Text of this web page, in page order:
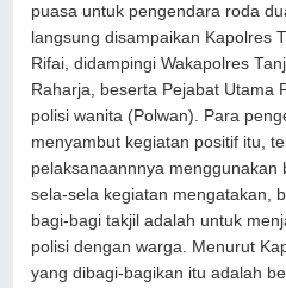
puasa untuk pengendara roda
langsung disampaikan Kapolres
Rifai, didampingi Wakapolres
Raharja, beserta Pejabat Utama
polisi wanita (Polwan). Para
menyambut kegiatan positif itu,
pelaksanaannnya menggunakan
sela-sela kegiatan mengatakan,
bagi-bagi takjil adalah untuk
polisi dengan warga. Menurut
yang dibagi-bagikan itu adalah